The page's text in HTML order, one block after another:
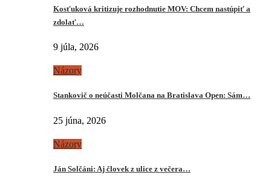
Kosťuková kritizuje rozhodnutie MOV: Chcem nastúpiť a
zdolať…
9 júla, 2026
Názory
Stankovič o neúčasti Molčana na Bratislava Open: Sám…
25 júna, 2026
Názory
Ján Solčáni: Aj človek z ulice z večera…